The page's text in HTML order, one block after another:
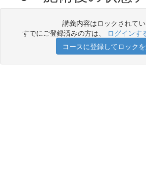
講義内容はロックされて
すでにご登録済みの方は、 ログインす
コースに登録してロック